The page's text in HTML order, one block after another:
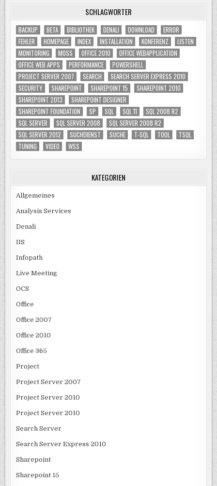
SCHLAGWÖRTER
BACKUP BETA BIBLIOTHEK DENALI DOWNLOAD
ERROR
FEHLER
HOMEPAGE INDEX INSTALLATION KONFERENZ
LISTEN
MONITORING
MOSS OFFICE 2010
OFFICE WEBAPPLICATION
OFFICE WEB APPS
PERFORMANCE
POWERSHELL
PROJECT SERVER 2007
SEARCH
SEARCH SERVER EXPRESS 2010
SECURITY
SHAREPOINT SHAREPOINT 15
SHAREPOINT 2010
SHAREPOINT 2013
SHAREPOINT DESIGNER
SHAREPOINT FOUNDATION
SP SQL SQL 11
SQL 2008 R2
SQL SERVER
SQL SERVER 2008
SQL SERVER 2008 R2
SQL SERVER 2012
SUCHDIENST SUCHE T-SQL TOOL
TSQL
TUNING
VIDEO WSS
KATEGORIEN
Allgemeines
Analysis Services
Denali
IIS
Infopath
Live Meeting
OCS
Office
Office 2007
Office 2010
Office 365
Project
Project Server 2007
Project Server 2010
Project Server 2010
Search Server
Search Server Express 2010
Sharepoint
Sharepoint 15